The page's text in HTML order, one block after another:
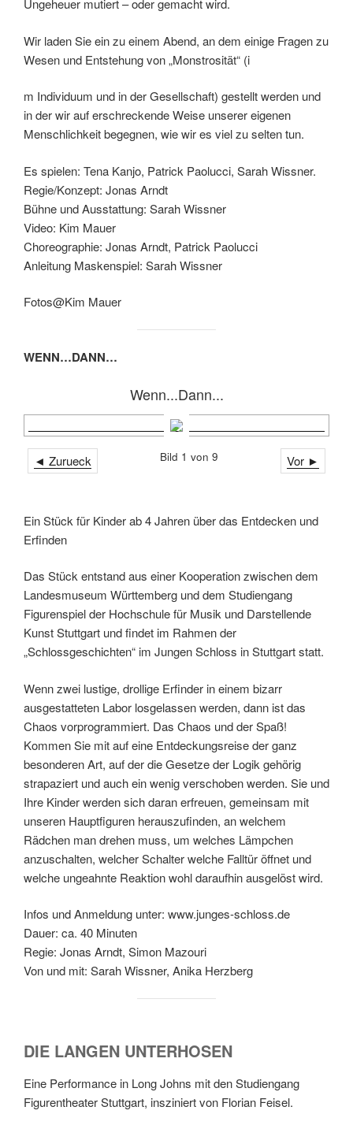
Ungeheuer mutiert – oder gemacht wird.
Wir laden Sie ein zu einem Abend, an dem einige Fragen zu
Wesen und Entstehung von „Monstrosität“ (i
m Individuum und in der Gesellschaft) gestellt werden und
in der wir auf erschreckende Weise unserer eigenen
Menschlichkeit begegnen, wie wir es viel zu selten tun.
Es spielen: Tena Kanjo, Patrick Paolucci, Sarah Wissner.
Regie/Konzept: Jonas Arndt
Bühne und Ausstattung: Sarah Wissner
Video: Kim Mauer
Choreographie: Jonas Arndt, Patrick Paolucci
Anleitung Maskenspiel: Sarah Wissner
Fotos@Kim Mauer
WENN…DANN…
Wenn...Dann...
◄ Zurueck Vor ►
Bild 1 von 9
Ein Stück für Kinder ab 4 Jahren über das Entdecken und
Erfinden
Das Stück entstand aus einer Kooperation zwischen dem
Landesmuseum Württemberg und dem Studiengang
Figurenspiel der Hochschule für Musik und Darstellende
Kunst Stuttgart und findet im Rahmen der
„Schlossgeschichten“ im Jungen Schloss in Stuttgart statt.
Wenn zwei lustige, drollige Erfinder in einem bizarr
ausgestatteten Labor losgelassen werden, dann ist das
Chaos vorprogrammiert. Das Chaos und der Spaß!
Kommen Sie mit auf eine Entdeckungsreise der ganz
besonderen Art, auf der die Gesetze der Logik gehörig
strapaziert und auch ein wenig verschoben werden. Sie und
Ihre Kinder werden sich daran erfreuen, gemeinsam mit
unseren Hauptfiguren herauszufinden, an welchem
Rädchen man drehen muss, um welches Lämpchen
anzuschalten, welcher Schalter welche Falltür öffnet und
welche ungeahnte Reaktion wohl daraufhin ausgelöst wird.
Infos und Anmeldung unter: www.junges-schloss.de
Dauer: ca. 40 Minuten
Regie: Jonas Arndt, Simon Mazouri
Von und mit: Sarah Wissner, Anika Herzberg
DIE LANGEN UNTERHOSEN
Eine Performance in Long Johns mit den Studiengang
Figurentheater Stuttgart, insziniert von Florian Feisel.